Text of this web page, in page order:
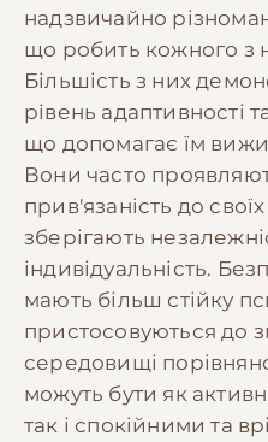
надзвичайно
що робить кожного з
Більшість з них
рівень адаптивності
що допомагає їм
Вони часто
прив'язаність до
зберігають
індивідуальність.
мають більш стійку
пристосовуються до
середовищі
можуть бути як
так і спокійними та